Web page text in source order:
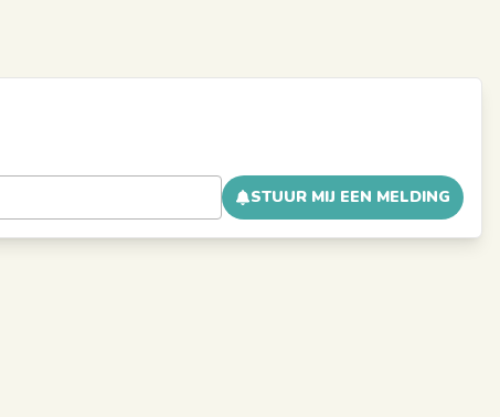
STUUR MIJ EEN MELDING